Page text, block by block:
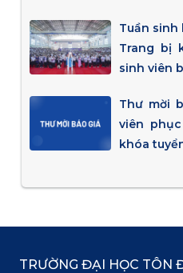
Tuần sinh
Trang bị
sinh viên
Thư mời
viên
khóa
TRƯỜNG ĐẠI HỌC TÔN